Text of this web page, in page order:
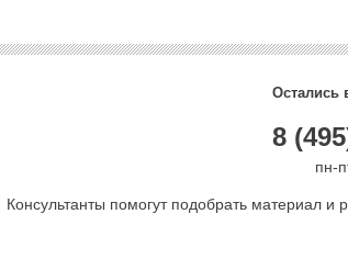
Остались
8
пн-
Консультанты помогут подобрать материал и